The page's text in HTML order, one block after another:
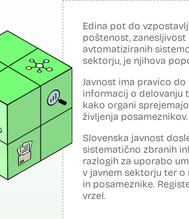
Edina pot do
poštenost,
avtomatiziranih
sektorju, je njihova
Javnost ima pravico
informacij o delovanju
kako organi
življenja posameznikov.
Slovenska javnost
sistematično zbranih
razlogih za uporabo
v javnem sektorju ter o
in posameznike.
vrzel.